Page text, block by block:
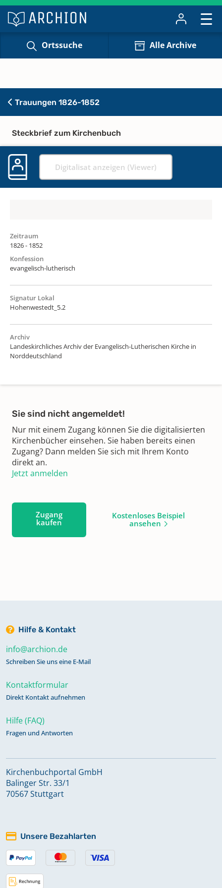
Ortssuche Alle Archive
Trauungen 1826-1852
Steckbrief zum Kirchenbuch
Digitalisat anzeigen (Viewer)
Zeitraum
1826 - 1852
Konfession
evangelisch-lutherisch
Signatur Lokal
Hohenwestedt_5.2
Archiv
Landeskirchliches Archiv der Evangelisch-Lutherischen Kirche in
Norddeutschland
Sie sind nicht angemeldet!
Nur mit einem Zugang können Sie die digitalisierten
Kirchenbücher einsehen. Sie haben bereits einen
Zugang? Dann melden Sie sich mit Ihrem Konto
direkt an.
Jetzt anmelden
Zugang
kaufen
Kostenloses Beispiel
ansehen
Hilfe & Kontakt
info@archion.de
Schreiben Sie uns eine E-Mail
Kontaktformular
Direkt Kontakt aufnehmen
Hilfe (FAQ)
Fragen und Antworten
Kirchenbuchportal GmbH
Balinger Str. 33/1
70567 Stuttgart
Unsere Bezahlarten